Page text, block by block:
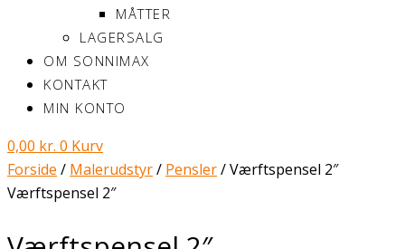
MÅTTER
LAGERSALG
OM SONNIMAX
KONTAKT
MIN KONTO
0,00 kr. 0 Kurv
Forside / Malerudstyr/ Pensler/ Værftspensel 2″
Værftspensel 2″